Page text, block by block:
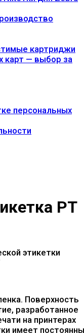
картриджи
карт — выбор за
персональных
PT
этикетки
Поверхность
разработанное
на принтерах
имеет